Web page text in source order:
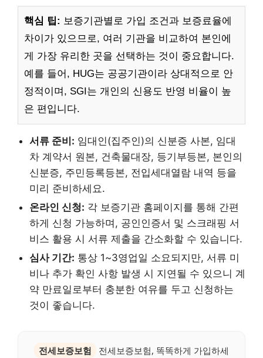
핵심 팁: 보증기관별로 가입 조건과 보증료율에
차이가 있으므로, 여러 기관을 비교하여 본인에
게 가장 유리한 곳을 선택하는 것이 중요합니다.
예를 들어, HUG는 공공기관이라 상대적으로 안
정적이며, SGI는 개인의 신용도 반영 비율이 높
은 편입니다.
서류 준비: 임대인(집주인)의 신분증 사본, 임대
차 계약서 원본, 건축물대장, 등기부등본, 본인의
신분증, 주민등록등본, 전입세대열람 내역 등을
미리 준비하세요.
온라인 신청: 각 보증기관 홈페이지를 통해 간편
하게 신청 가능하며, 공인인증서 및 스크래핑 서
비스 활용 시 서류 제출을 간소화할 수 있습니다.
심사 기간: 통상 1~3영업일 소요되지만, 서류 미
비나 추가 확인 사항 발생 시 지연될 수 있으니 계
약 만료일로부터 충분한 여유를 두고 신청하는
것이 좋습니다.
전세보증보험
전세보증보험, 똑똑하게 가입하세